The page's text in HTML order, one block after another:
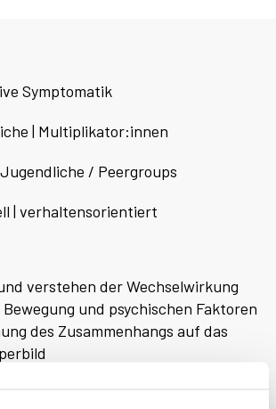
Symptomatik
| Multiplikator:innen
/ Peergroups
| verhaltensorientiert
verstehen der Wechselwirkung
und psychischen Faktoren
des Zusammenhangs auf das